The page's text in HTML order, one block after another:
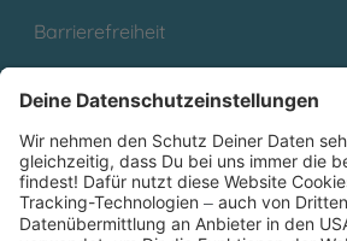
Barrierefreiheit
Partnerprogramm (Affiliate)
Folge uns auf